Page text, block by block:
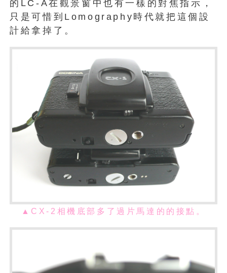
的LC-A在觀景窗中也有一樣的對焦指示，
只是可惜到Lomography時代就把這個設
計給拿掉了。
▲CX-2相機底部多了過片馬達的的接點。